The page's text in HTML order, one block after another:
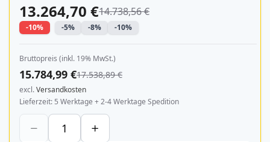
13.264,70 €14.738,56 €
-10% -5% -8% -10%
Bruttopreis (inkl. 19% MwSt.)
15.784,99 €17.538,89 €
excl.Versandkosten
Lieferzeit 5 Werktage + 2-4 Werktage Spedition